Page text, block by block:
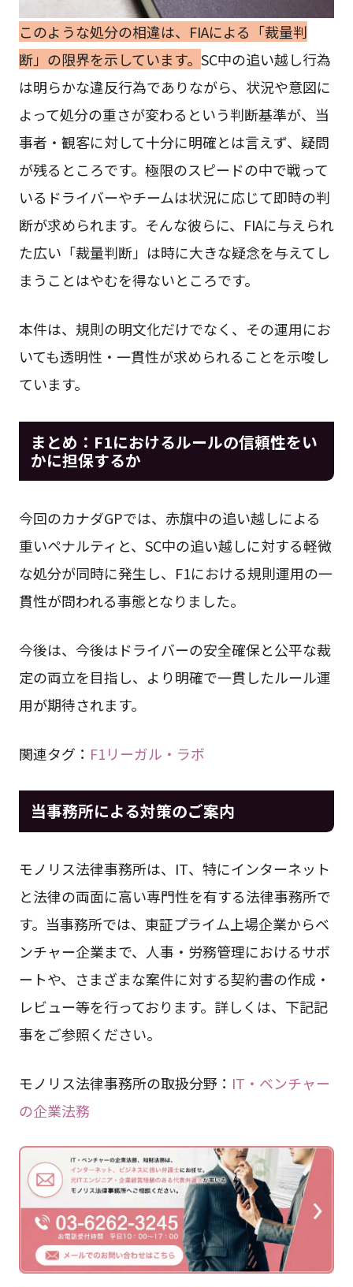
このような処分の相違は、FIAによる「裁量判
断」の限界を示しています。 SC中の追い越し行為
は明らかな違反行為でありながら、状況や意図に
よって処分の重さが変わるという判断基準が、当
事者・観客に対して十分に明確とは言えず、疑問
が残るところです。極限のスピードの中で戦って
いるドライバーやチームは状況に応じて即時の判
断が求められます。そんな彼らに、FIAに与えられ
た広い「裁量判断」は時に大きな疑念を与えてし
まうことはやむを得ないところです。
本件は、規則の明文化だけでなく、その運用にお
いても透明性・一貫性が求められることを示唆し
ています。
まとめ：F1におけるルールの信頼性をい
かに担保するか
今回のカナダGPでは、赤旗中の追い越しによる
重いペナルティと、SC中の追い越しに対する軽微
な処分が同時に発生し、F1における規則運用の一
貫性が問われる事態となりました。
今後は、今後はドライバーの安全確保と公平な裁
定の両立を目指し、より明確で一貫したルール運
用が期待されます。
関連タグ： F1リーガル・ラボ
当事務所による対策のご案内
モノリス法律事務所は、IT、特にインターネット
と法律の両面に高い専門性を有する法律事務所で
す。当事務所では、東証プライム上場企業からベ
ンチャー企業まで、人事・労務管理におけるサポ
ートや、さまざまな案件に対する契約書の作成・
レビュー等を行っております。詳しくは、下記記
事をご参照ください。
モノリス法律事務所の取扱分野： IT・ベンチャー
の企業法務